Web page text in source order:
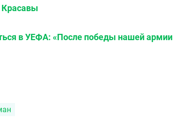
Красавы
в УЕФА: «После победы нашей армии